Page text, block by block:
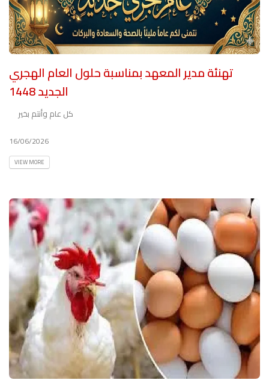
تهنئة مدير المعهد بمناسبة حلول العام الهجري
الجديد 1448
كل عام وأنتم بخير
16/06/2026
VIEW MORE